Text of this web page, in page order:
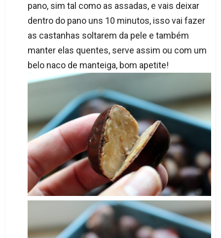
pano, sim tal como as assadas, e vais deixar
dentro do pano uns 10 minutos, isso vai fazer
as castanhas soltarem da pele e também
manter elas quentes, serve assim ou com um
belo naco de manteiga, bom apetite!